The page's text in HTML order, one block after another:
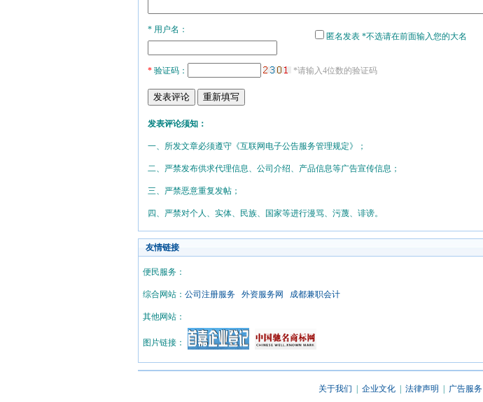
* 用户名：
匿名发表 *不选请在前面输入您的大名
*验证码： *请输入4位数的验证码
发表评论须知：
一、所发文章必须遵守《互联网电子公告服务管理规定》；
二、严禁发布供求代理信息、公司介绍、产品信息等广告宣传信息；
三、严禁恶意重复发帖；
四、严禁对个人、实体、民族、国家等进行漫骂、污蔑、诽谤。
友情链接
便民服务：
综合网站： 公司注册服务 外资服务网 成都兼职会计
其他网站：
图片链接：
关于我们 | 企业文化 | 法律声明 | 广告服务